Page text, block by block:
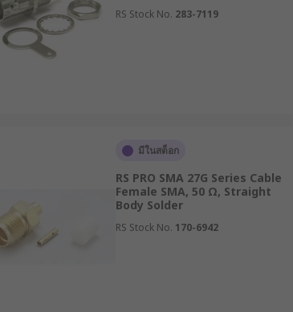
RS Stock No. 283-7119
มีในสต็อก
RS PRO SMA 27G Series Cable
Female SMA, 50 Ω, Straight
Body Solder
RS Stock No. 170-6942